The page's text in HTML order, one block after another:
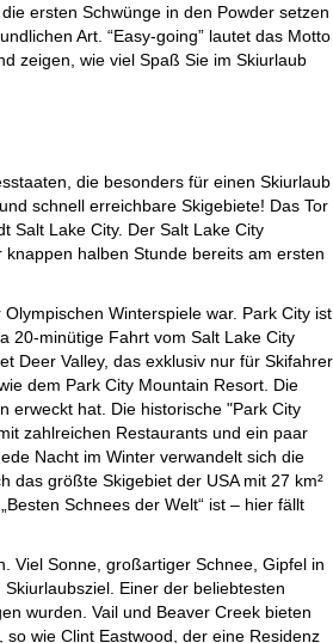
ersten Schwünge in den Powder setzen
Art. “Easy-going” lautet das Motto
zeigen, wie viel Spaß Sie im Skiurlaub
die besonders für einen Skiurlaub
schnell erreichbare Skigebiete! Das Tor
Salt Lake City. Der Salt Lake City
halben Stunde bereits am ersten
Winterspiele war. Park City ist
20-minütige Fahrt vom Salt Lake City
Deer Valley, das exklusiv nur für Skifahrer
dem Park City Mountain Resort. Die
erweckt hat. Die historische "Park City
zahlreichen Restaurants und ein paar
Nacht im Winter verwandelt sich die
das größte Skigebiet der USA mit 27 km²
Schnees der Welt“ ist – hier fällt
Viel Sonne, großartiger Schnee, Gipfel in
Einer der beliebtesten
wurden. Vail und Beaver Creek bieten
wie Clint Eastwood, der eine Residenz